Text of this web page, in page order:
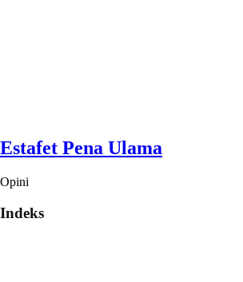
Estafet Pena Ulama
Opini
Indeks